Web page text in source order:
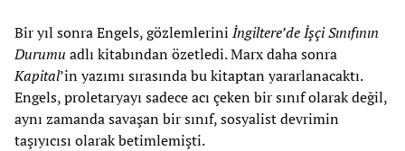
Bir yıl sonra Engels, gözlemlerini İngiltere’de İşçi Sınıfının
Durumu adlı kitabından özetledi. Marx daha sonra
Kapital’in yazımı sırasında bu kitaptan yararlanacaktı.
Engels, proletaryayı sadece acı çeken bir sınıf olarak değil,
aynı zamanda savaşan bir sınıf, sosyalist devrimin
taşıyıcısı olarak betimlemişti.